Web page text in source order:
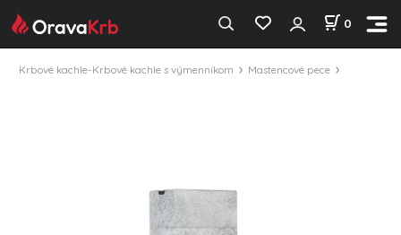
0
Krbové kachle-Krbové kachle s výmenníkom Mastencové pece